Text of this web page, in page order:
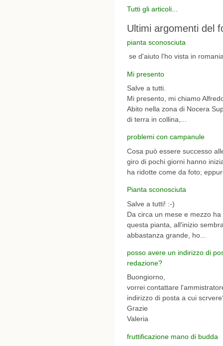
Tutti gli articoli...
Ultimi argomenti del
pianta sconosciuta
se d'aiuto l'ho vista in
Mi presento
Salve a tutti.
Mi presento, mi chiamo
Abito nella zona di Nocera
di terra in collina,...
problemi con campanule
Cosa può essere successo
giro di pochi giorni hanno
ha ridotte come da foto;
Pianta sconosciuta
Salve a tutti! :-)
Da circa un mese e mezzo
questa pianta, all'inizio
abbastanza grande, ho...
posso avere un indirizzo di
redazione?
Buongiorno,
vorrei contattare
indirizzo di posta a cui
Grazie
Valeria
fruttificazione mano di budda